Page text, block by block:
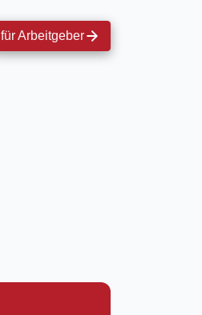
für Arbeitgeber